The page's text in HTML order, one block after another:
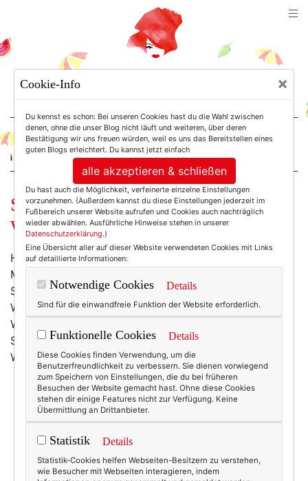
For Women. Not Girls.
Sister Magazine: Die
Weihnachtsausgabe ist da!
Hohoho und Hurra! Der Nikolaus hat mir nicht nur
Mandarinen, Nüsse und Marzipankartoffeln in den
Stiefel gesteckt, sondern uns allen die
Weihnachtsausgabe des fabulösenSister Magazine
Wie immer mit einem grandiosen Titelbild - bei diesen
Shootings wäre ich doch zu gerne mal
Weihnachtsmaus.
Cookie-Info ×
Du kennst es schon: Bei unseren Cookies hast du die Wahl zwischen
denen, ohne die unser Blog nicht läuft und weiteren, über deren
Bestätigung wir uns freuen würden, weil es uns das Bereitstellen eines
guten Blogs erleichtert. Du kannst jetzt einfach
alle akzeptieren & schließen
Du hast auch die Möglichkeit, verfeinerte einzelne Einstellungen
vorzunehmen. (Außerdem kannst du diese Einstellungen jederzeit im
Fußbereich unserer Website aufrufen und Cookies auch nachträglich
wieder abwählen. Ausführliche Hinweise stehen in unserer
Datenschutzerklärung.)
Eine Übersicht aller auf dieser Website verwendeten Cookies mit Links
auf detaillierte Informationen:
Notwendige Cookies Details
Sind für die einwandfreie Funktion der Website erforderlich.
Funktionelle Cookies Details
Diese Cookies finden Verwendung, um die
Benutzerfreundlichkeit zu verbessern. Sie dienen vorwiegend
zum Speichern von Einstellungen, die du bei früheren
Besuchen der Website gemacht hast. Ohne diese Cookies
stehen dir einige Features nicht zur Verfügung. Keine
Übermittlung an Drittanbieter.
Statistik Details
Statistik-Cookies helfen Webseiten-Besitzern zu verstehen,
wie Besucher mit Webseiten interagieren, indem